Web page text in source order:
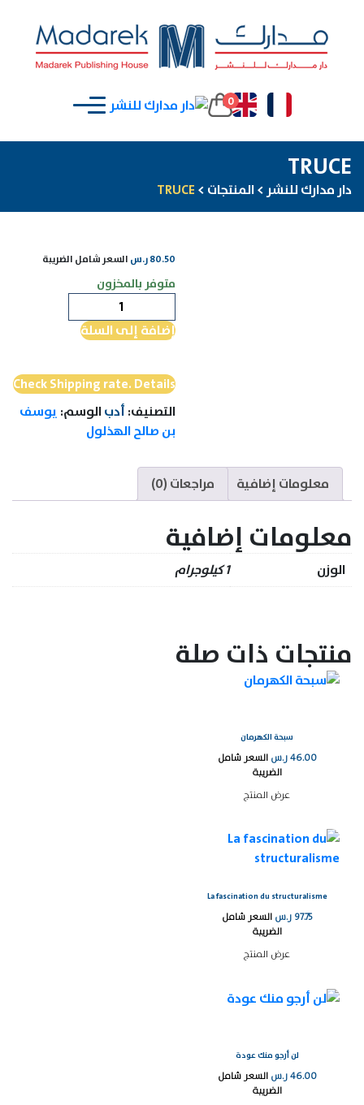
0
TRUCE
دار مدارك للنشر >المنتجات >
TRUCE
80.50ر.س السعر شامل الضريبة
متوفر بالمخزون
TRUCE
إضافة إلى السلة
Check Shipping rate. Details
التصنيف: أدب الوسم: يوسف
بن صالح الهذلول
معلومات إضافية مراجعات (0)
معلومات إضافية
الوزن 1 كيلوجرام
منتجات ذات صلة
سبحة الكهرمان
46.00 ر.س السعر شامل
الضريبة
عرض المنتج
La fascination du structuralisme
97.75 ر.س السعر شامل
الضريبة
عرض المنتج
لن أرجو منك عودة
46.00 ر.س السعر شامل
الضريبة